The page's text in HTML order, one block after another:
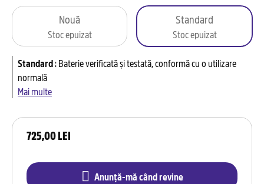
725,00 LEI
Anunță-mă când revine
Nouă
Stoc epuizat
Standard
Stoc epuizat
Standard:Baterie verificată și testată, conformă cu o utilizare
normală
Mai multe